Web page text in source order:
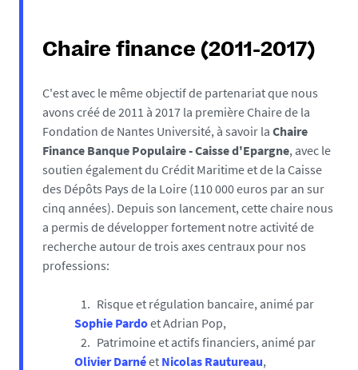
Chaire finance (2011-2017)
C'est avec le même objectif de partenariat que nous
avons créé de 2011 à 2017 la première Chaire de la
Fondation de Nantes Université, à savoir la Chaire
Finance Banque Populaire - Caisse d'Epargne, avec le
soutien également du Crédit Maritime et de la Caisse
des Dépôts Pays de la Loire (110 000 euros par an sur
cinq années). Depuis son lancement, cette chaire nous
a permis de développer fortement notre activité de
recherche autour de trois axes centraux pour nos
professions:
Risque et régulation bancaire, animé par
Sophie PardoetAdrian Pop,
Patrimoine et actifs financiers, animé par
Olivier Darnéet Nicolas Rautureau,